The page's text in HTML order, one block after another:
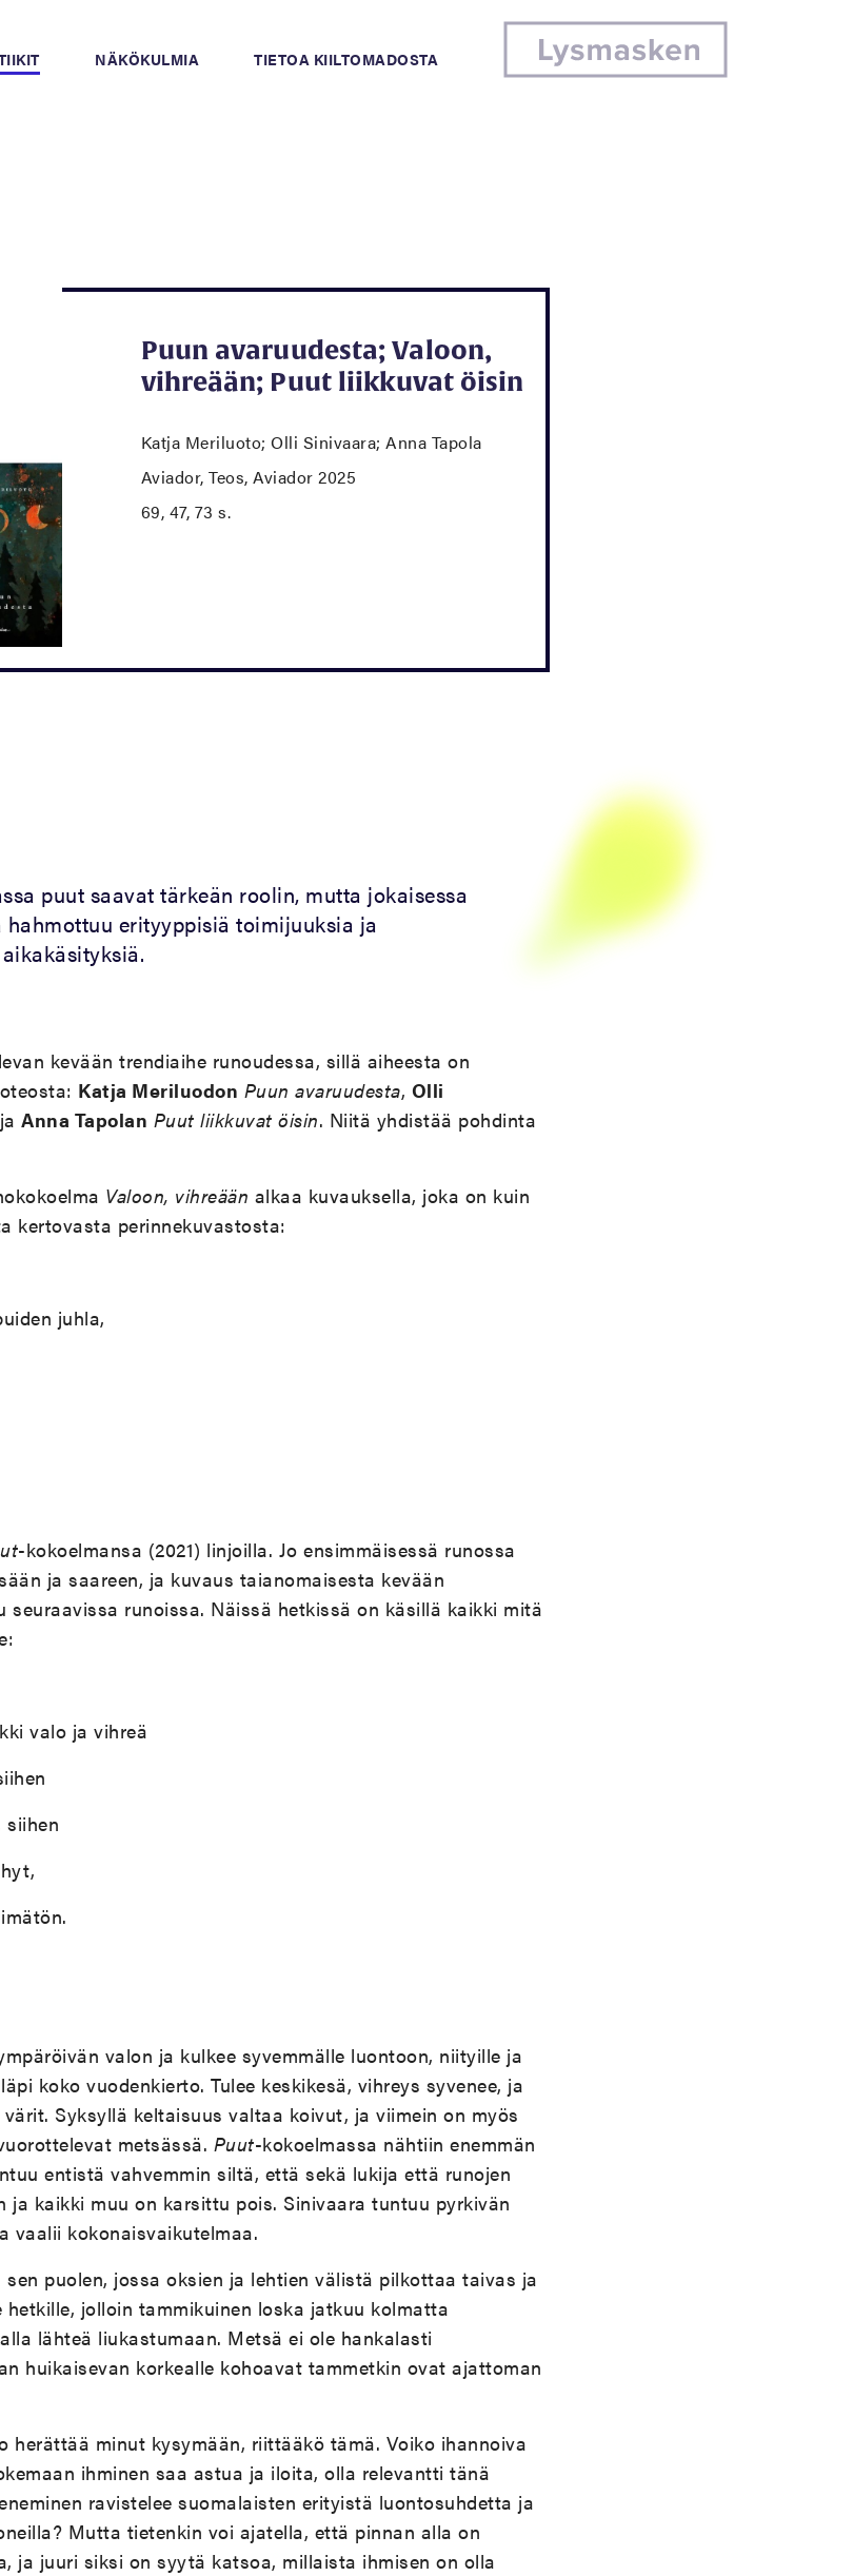
NÄKÖKULMIA TIETOA KIILTOMADOSTA
Puun avaruudesta; Valoon,
vihreään; Puut liikkuvat öisin
Katja Meriluoto; Olli Sinivaara; Anna Tapola
Aviador, Teos, Aviador 2025
69, 47, 73 s.
puut saavat tärkeän roolin, mutta jokaisessa
hahmottuu erityyppisiä toimijuuksia ja
kevään trendiaihe runoudessa, sillä aiheesta on
Katja Meriluodon Puun avaruudesta, Olli
ja Anna Tapolan Puut liikkuvat öisin. Niitä yhdistää pohdinta
Valoon, vihreään alkaa kuvauksella, joka on kuin
kertovasta perinnekuvastosta:
juhla,
-kokoelmansa (2021) linjoilla. Jo ensimmäisessä runossa
ja saareen, ja kuvaus taianomaisesta kevään
seuraavissa runoissa. Näissä hetkissä on käsillä kaikki mitä
valo ja vihreä
valon ja kulkee syvemmälle luontoon, niityille ja
koko vuodenkierto. Tulee keskikesä, vihreys syvenee, ja
Syksyllä keltaisuus valtaa koivut, ja viimein on myös
metsässä. Puut-kokoelmassa nähtiin enemmän
entistä vahvemmin siltä, että sekä lukija että runojen
ja kaikki muu on karsittu pois. Sinivaara tuntuu pyrkivän
vaalii kokonaisvaikutelmaa.
puolen, jossa oksien ja lehtien välistä pilkottaa taivas ja
jolloin tammikuinen loska jatkuu kolmatta
lähteä liukastumaan. Metsä ei ole hankalasti
huikaisevan korkealle kohoavat tammetkin ovat ajattoman
herättää minut kysymään, riittääkö tämä. Voiko ihannoiva
ihminen saa astua ja iloita, olla relevantti tänä
ravistelee suomalaisten erityistä luontosuhdetta ja
Mutta tietenkin voi ajatella, että pinnan alla on
ja juuri siksi on syytä katsoa, millaista ihmisen on olla